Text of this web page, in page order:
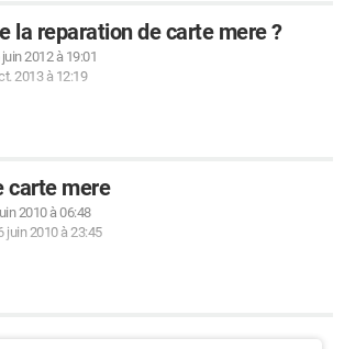
la reparation de carte mere ?
2012 à 19:01
2013 à 12:19
carte mere
2010 à 06:48
juin 2010 à 23:45